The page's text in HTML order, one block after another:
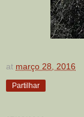
at março 28, 2016
Partilhar